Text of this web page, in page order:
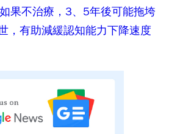
果不治療，3、5年後可能拖垮
，有助減緩認知能力下降速度